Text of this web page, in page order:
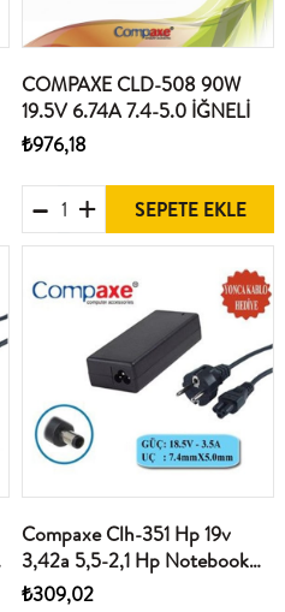
COMPAXE CLD-508 90W
19.5V 6.74A 7.4-5.0 İĞNELİ
₺976,18
SEPETE EKLE
Compaxe Clh-351 Hp 19v
3,42a 5,5-2,1 Hp Notebook
Adaptörü
₺309,02